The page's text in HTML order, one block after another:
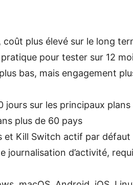
plus élevé sur le long
pour tester sur 12
bas, mais engagement
jours sur les principaux plans
plus de 60 pays
et Kill Switch actif par défaut
journalisation d’activité,